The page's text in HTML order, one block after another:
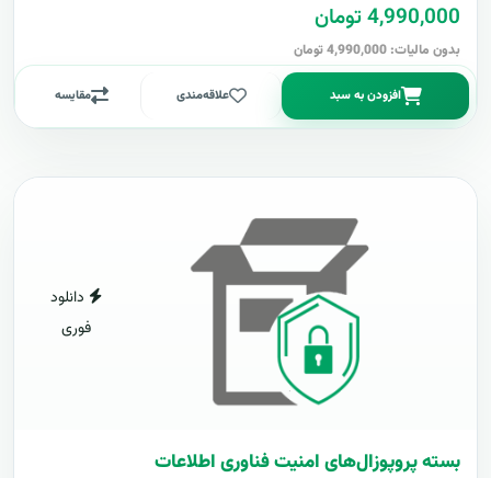
4,990,000 تومان
بدون مالیات: 4,990,000 تومان
افزودن به سبد علاقه‌مندی مقایسه
دانلود
فوری
بسته پروپوزال‌های امنیت فناوری اطلاعات